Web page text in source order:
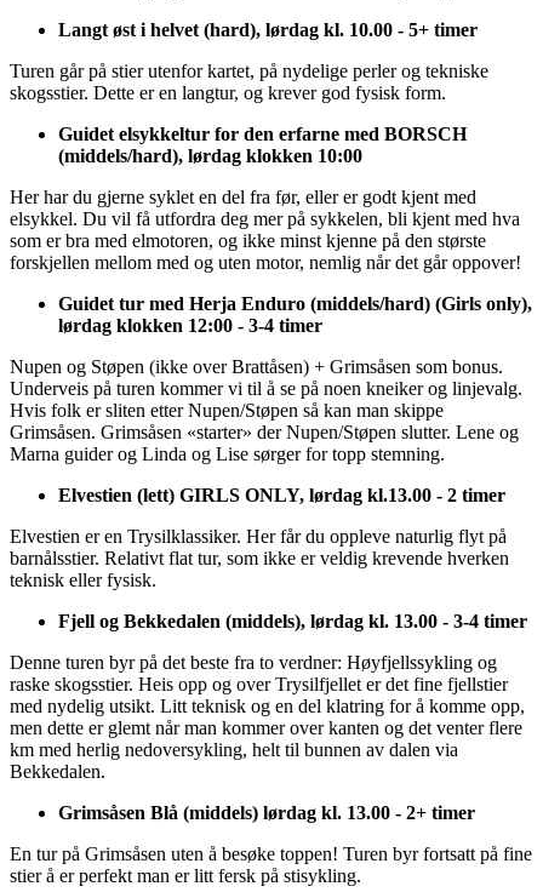
Langt øst i helvet (hard), lørdag kl. 10.00 - 5+ timer
Turen går på stier utenfor kartet, på nydelige perler og tekniske
skogsstier. Dette er en langtur, og krever god fysisk form.
Guidet elsykkeltur for den erfarne med BORSCH
(middels/hard), lørdag klokken 10:00
Her har du gjerne syklet en del fra før, eller er godt kjent med
elsykkel. Du vil få utfordra deg mer på sykkelen, bli kjent med hva
som er bra med elmotoren, og ikke minst kjenne på den største
forskjellen mellom med og uten motor, nemlig når det går oppover!
Guidet tur med Herja Enduro (middels/hard) (Girls only),
lørdag klokken 12:00 - 3-4 timer
Nupen og Støpen (ikke over Brattåsen) + Grimsåsen som bonus.
Underveis på turen kommer vi til å se på noen kneiker og linjevalg.
Hvis folk er sliten etter Nupen/Støpen så kan man skippe
Grimsåsen. Grimsåsen «starter» der Nupen/Støpen slutter. Lene og
Marna guider og Linda og Lise sørger for topp stemning.
Elvestien (lett) GIRLS ONLY, lørdag kl.13.00 - 2 timer
Elvestien er en Trysilklassiker. Her får du oppleve naturlig flyt på
barnålsstier. Relativt flat tur, som ikke er veldig krevende hverken
teknisk eller fysisk.
Fjell og Bekkedalen (middels), lørdag kl. 13.00 - 3-4 timer
Denne turen byr på det beste fra to verdner: Høyfjellssykling og
raske skogsstier. Heis opp og over Trysilfjellet er det fine fjellstier
med nydelig utsikt. Litt teknisk og en del klatring for å komme opp,
men dette er glemt når man kommer over kanten og det venter flere
km med herlig nedoversykling, helt til bunnen av dalen via
Bekkedalen.
Grimsåsen Blå (middels) lørdag kl. 13.00 - 2+ timer
En tur på Grimsåsen uten å besøke toppen! Turen byr fortsatt på fine
stier å er perfekt man er litt fersk på stisykling.